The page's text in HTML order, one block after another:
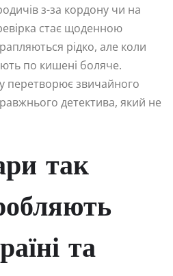
з-за кордону чи на
стає щоденною
рідко, але коли
по кишені боляче.
перетворює звичайного
детектива, який не
так
та